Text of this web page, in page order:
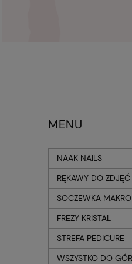
MENU
NAAK NAILS
RĘKAWY DO
SOCZEWKA
FREZY KRISTAL
STREFA PEDICURE
WSZYSTKO DO